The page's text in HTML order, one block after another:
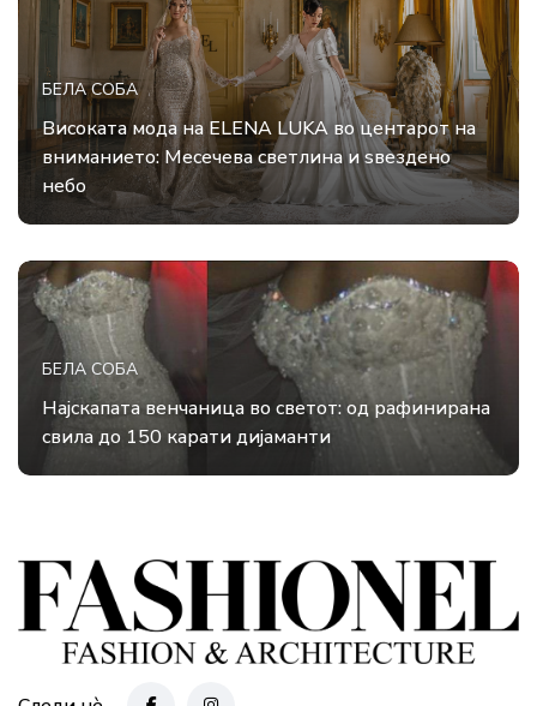
БЕЛА СОБА
Високата мода на ELENA LUKA во центарот на
вниманието: Месечева светлина и ѕвездено
небо
БЕЛА СОБА
Најскапата венчаница во светот: од рафинирана
свила до 150 карати дијаманти